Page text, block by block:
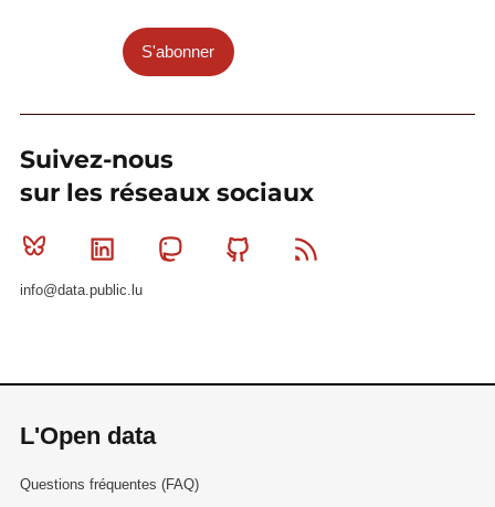
S'abonner
Suivez-nous
sur les réseaux sociaux
Bluesky Linkedin MastodonGithub
info@data.public.lu
L'Open data
Questions fréquentes (FAQ)